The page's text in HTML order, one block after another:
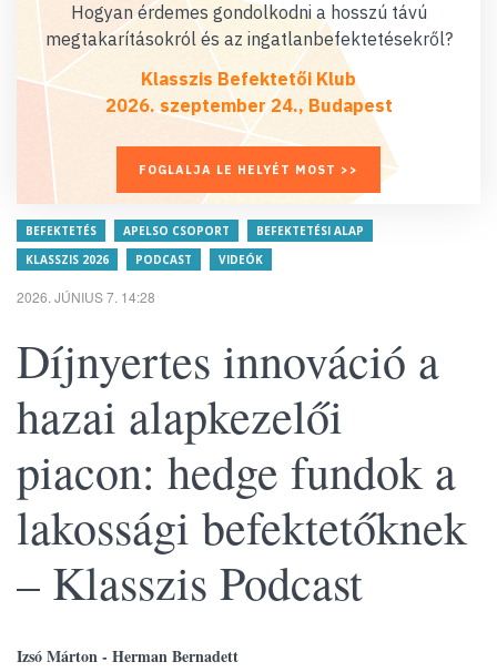
Hogyan érdemes gondolkodni a hosszú távú
megtakarításokról és az ingatlanbefektetésekről?
Klasszis Befektetői Klub
2026. szeptember 24., Budapest
FOGLALJA LE HELYÉT MOST >>
BEFEKTETÉS APELSO CSOPORT
BEFEKTETÉSI ALAP
KLASSZIS 2026
PODCAST VIDEÓK
2026. JÚNIUS 7. 14:28
Díjnyertes innováció a
hazai alapkezelői
piacon: hedge fundok a
lakossági befektetőknek
– Klasszis Podcast
Izsó Márton - Herman Bernadett